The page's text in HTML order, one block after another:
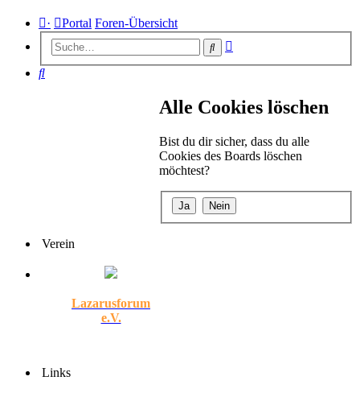
· Portal Foren-Übersicht
Suche
Suche
Alle Cookies löschen
Bist du dir sicher, dass du alle
Cookies des Boards löschen
möchtest?
Verein
Lazarusforum
e.V.
Links